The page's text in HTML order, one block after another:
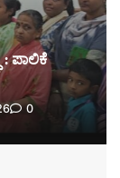
ಪಾಲಿಕೆ
0